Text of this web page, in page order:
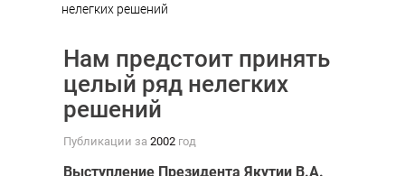
нелегких решений
Нам предстоит принять
целый ряд нелегких
решений
Публикации за2002 год
Выступление Президента Якутии В.А.